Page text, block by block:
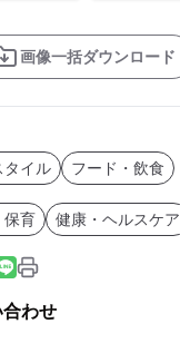
画像一括ダウンロード
タイル フード・飲食
保育 健康・ヘルスケア
わせ